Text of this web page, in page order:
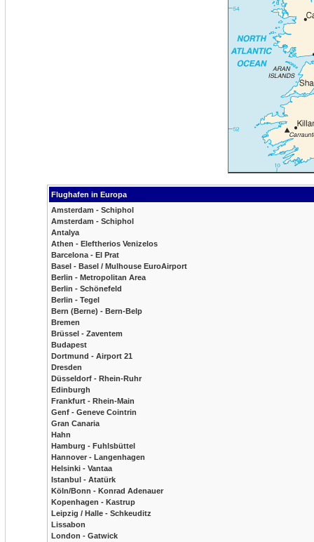
Flughafen in Europa
Amsterdam - Schiphol
Amsterdam - Schiphol
Antalya
Athen - Eleftherios Venizelos
Barcelona - El Prat
Basel - Basel / Mulhouse EuroAirport
Berlin - Metropolitan Area
Berlin - Schönefeld
Berlin - Tegel
Bern (Berne) - Bern-Belp
Bremen
Brüssel - Zaventem
Budapest
Dortmund - Airport 21
Dresden
Düsseldorf - Rhein-Ruhr
Edinburgh
Frankfurt - Rhein-Main
Genf - Geneve Cointrin
Gran Canaria
Hahn
Hamburg - Fuhlsbüttel
Hannover - Langenhagen
Helsinki - Vantaa
Istanbul - Atatürk
Köln/Bonn - Konrad Adenauer
Kopenhagen - Kastrup
Leipzig / Halle - Schkeuditz
Lissabon
London - Gatwick